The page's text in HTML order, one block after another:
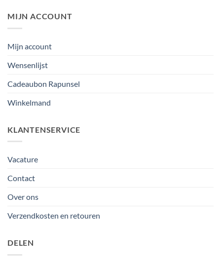
MIJN ACCOUNT
Mijn account
Wensenlijst
Cadeaubon Rapunsel
Winkelmand
KLANTENSERVICE
Vacature
Contact
Over ons
Verzendkosten en retouren
DELEN